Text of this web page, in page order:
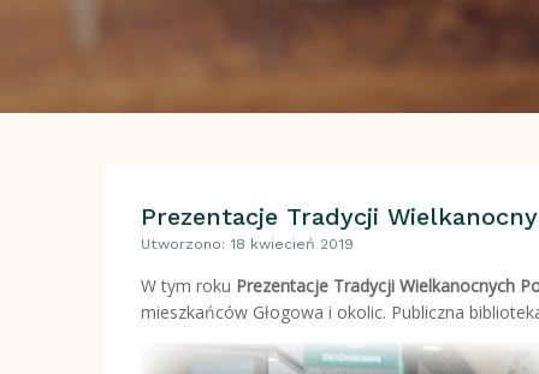
Prezentacje Tradycji
Utworzono: 18 kwiecień 2019
W tym roku Prezentacje Tradycji Wielkanocnych
mieszkańców Głogowa i okolic. Publiczna